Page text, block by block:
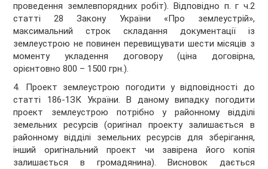
проведення землевпорядних робіт). Відповідно п. г ч.2
статті 28 Закону України «Про землеустрій»,
максимальний строк складання документації із
землеустрою не повинен перевищувати шести місяців з
моменту укладення договору (ціна договірна,
орієнтовно 800 – 1500 грн.).
4. Проект землеустрою погодити у відповідності до
статті 186-1ЗК України. В даному випадку погодити
проект землеустрою потрібно у районному відділі
земельних ресурсів (оригінал проекту залишається в
районному відділі земельних ресурсів для зберігання,
інший оригінальний проект чи завірена його копія
залишається в громадянина). Висновок дається